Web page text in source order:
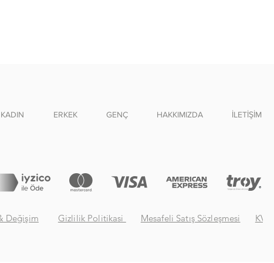
KADIN ERKEK GENÇ HAKKIMIZDA İLETİŞİM
Değişim Gizlilik Politikasi Mesafeli Satış Sözleşmesi KVKK